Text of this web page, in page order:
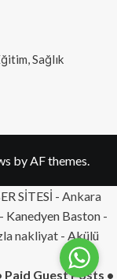
Sağlık
by AF themes.
SİTESİ - Ankara
Kanedyen Baston -
nakliyat- Akülü
Guest Posts •